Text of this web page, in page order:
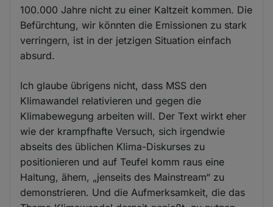
100.000 Jahre nicht zu einer Kaltzeit kommen. Die
Befürchtung, wir könnten die Emissionen zu stark
verringern, ist in der jetzigen Situation einfach
absurd.
Ich glaube übrigens nicht, dass MSS den
Klimawandel relativieren und gegen die
Klimabewegung arbeiten will. Der Text wirkt eher
wie der krampfhafte Versuch, sich irgendwie
abseits des üblichen Klima-Diskurses zu
positionieren und auf Teufel komm raus eine
Haltung, ähem, „jenseits des Mainstream“ zu
demonstrieren. Und die Aufmerksamkeit, die das